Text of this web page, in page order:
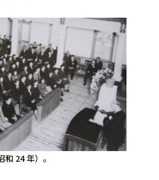
24 年）。